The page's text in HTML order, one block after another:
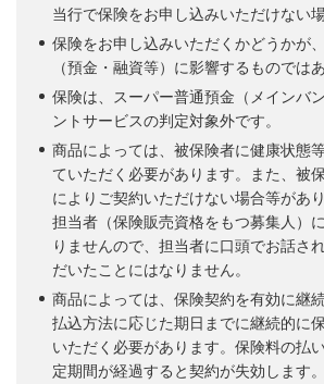
当行で保険をお申し込みいただけない
保険をお申し込みいただくかどうかが
（預金・融資等）に影響するものでは
保険は、スーパー普通預金（メインバ
ントサービスの判定対象外です。
商品によっては、被保険者に健康状態
ていただく必要があります。また、被
によりご契約いただけない場合等があ
担当者（保険販売資格をもつ募集人）
りませんので、担当者に口頭でお話さ
だいたことにはなりません。
商品によっては、保険契約を有効に継
払込方法に応じた期日までに継続的に
いただく必要があります。保険料の払
定期間が経過すると契約が失効します